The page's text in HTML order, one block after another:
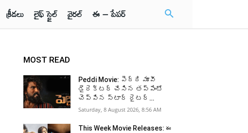
క్రీడలు లైఫ్ స్టైల్ వైరల్ ఈ – పేపర్
MOST READ
Peddi Movie: పెద్ది మూవీ
డైరెక్టర్ చేసిన తప్పేంటో
చెప్పిన స్టార్ రైటర్…
Saturday, 8 August 2026, 8:56 AM
This Week Movie Releases: ఈ